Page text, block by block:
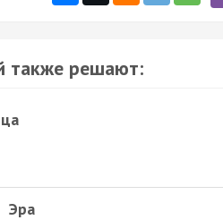
также решают:
Эра